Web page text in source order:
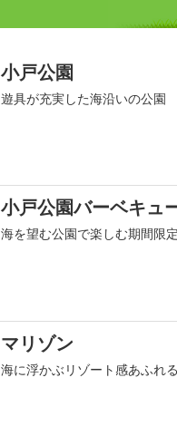
小戸公園
遊具が充実した海沿いの公園
小戸公園バーベキュ
海を望む公園で楽しむ期間限
マリゾン
海に浮かぶリゾート感あふれ